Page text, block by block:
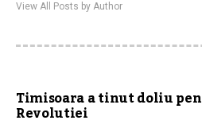
View All Posts by Author
Timisoara a tinut doliu
Revolutiei